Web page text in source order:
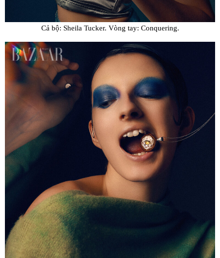
Cả bộ: Sheila Tucker. Vòng tay: Conquering.